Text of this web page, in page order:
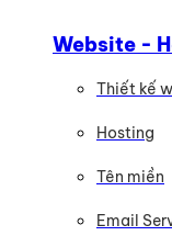
Website -
Thiết kế
Hosting
Tên miền
Email